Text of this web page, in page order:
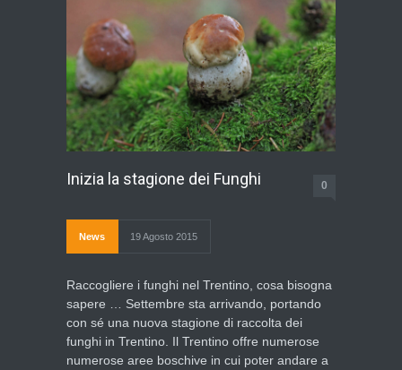
Inizia la stagione dei Funghi 0
News 19 Agosto 2015
Raccogliere i funghi nel Trentino, cosa bisogna
sapere … Settembre sta arrivando, portando
con sé una nuova stagione di raccolta dei
funghi in Trentino. Il Trentino offre numerose
numerose aree boschive in cui poter andare a